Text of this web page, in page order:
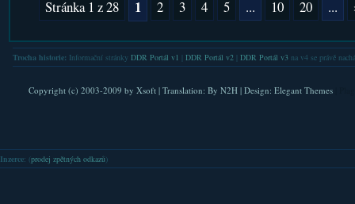
Stránka 1 z 28
1 2 3 4 5 ... 10 20 ...
Trocha historie: Informační stránky DDR Portál v1 DDR Portál v2| DDR Portál v3na v4 se právě
Copyright (c) 2003-2009 by Xsoft| Translation: By N2H| Design: Elegant Themes
Inzerce: (prodej zpětných odkazů )